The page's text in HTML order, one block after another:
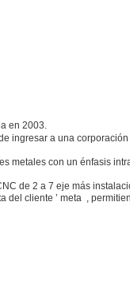
en 2003.
ingresar a una
metales con un énfasis
de 2 a 7 eje más
cliente ’ meta ,